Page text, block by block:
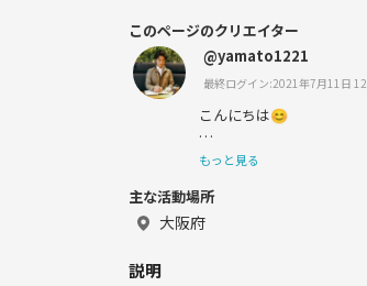
このページのクリエイター
@yamato1221
最終ログイン:2021年7月11日
こんにちは😊
大阪で、小説を書きなが
も、どんな方ともお話し
もっと見る
主な活動場所
大阪府
説明